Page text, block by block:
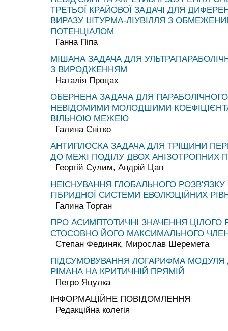
ТРЕТЬОЇ КРАЙОВОЇ ЗАДАЧІ ДЛЯ
ВИРАЗУ ШТУРМА-ЛІУВІЛЛЯ З
ПОТЕНЦІАЛОМ
Ганна Піпа
МІШАНА ЗАДАЧА ДЛЯ
З ВИРОДЖЕННЯМ
Наталія Процах
ОБЕРНЕНА ЗАДАЧА ДЛЯ
НЕВІДОМИМИ МОЛОДШИМИ
ВІЛЬНОЮ МЕЖЕЮ
Галина Снітко
АНТИПЛОСКА ЗАДАЧА ДЛЯ ТРІЩИНИ
ДО МЕЖІ ПОДІЛУ ДВОХ АНІЗОТРОПНИХ
Георгій Сулим, Андрій Цап
НЕІСНУВАННЯ ГЛОБАЛЬНОГО РОЗВ'ЯЗКУ
ГІБРИДНОЇ СИСТЕМИ ЕВОЛЮЦІЙНИХ
Галина Торган
ПРО АСИМПТОТИЧНІ ЗНАЧЕННЯ ЦІЛОГО
СТОСОВНО ЙОГО МАКСИМАЛЬНОГО
Степан Фединяк, Мирослав Шеремета
ПІДСУМОВУВАННЯ ЛОГАРИФМА МОДУЛЯ
РІМАНА НА КРИТИЧНІЙ ПРЯМІЙ
Петро Яцулка
ІНФОРМАЦІЙНЕ ПОВІДОМЛЕННЯ
Редакційна колегія